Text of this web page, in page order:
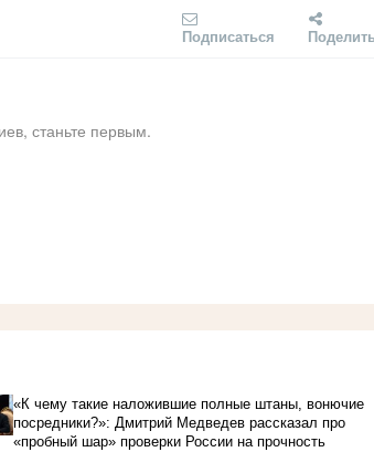
Подписаться
станьте первым.
«К чему такие наложившие полные штаны, вонючие
посредники?»: Дмитрий Медведев рассказал про
«пробный шар» проверки России на прочность